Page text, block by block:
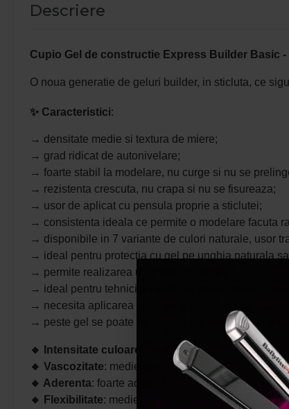
Descriere
Cupio Gel de constructie Express Builder Basic
O noua generatie de geluri builder, in sticluta, ce
✨ Caracteristici:
→ densitate medie si textura de miere;
→ grad ridicat de autonivelare;
→ foarte stabil la modelare, nu curge si nu se
→ rezistenta crescuta, nu crapa si nu se fisureaza;
→ usor de aplicat cu pensula proprie a sticlutei;
→ consistenta ideala ce permite o modelare facuta
→ disponibile in 7 variante de culori naturale, usor
→ ideal pentru protectia cu gel pe unghia naturala
→ permite realizarea unor extensii scurte;
→ ideal pentru tehnicile rapide de salon (tehnica fara
→ necesita aplicarea anterioara a unui gel de baza (
→ peste gel se poate utiliza atat oja
🔸 Intensitate culoare
: translucid.
🔸 Vascozitate: medie spre ridicata.
🔸 Aderenta: foarte aderent.
🔸 Flexibilitate: medie.